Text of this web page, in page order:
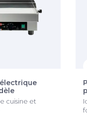
cuisine et